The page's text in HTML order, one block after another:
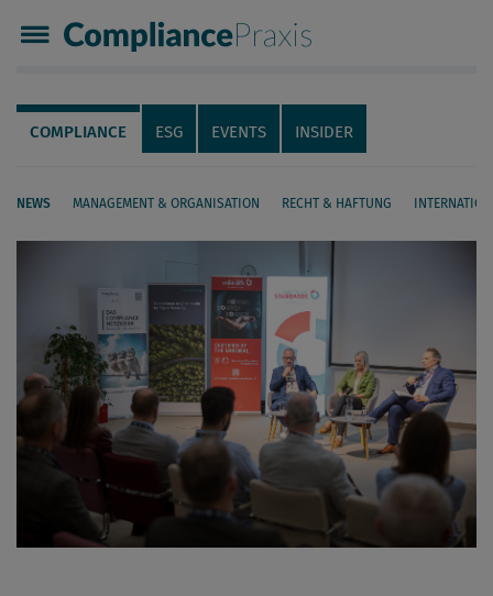
Compliance Praxis
Servicenavigation
Navigation
COMPLIANCE ESG EVENTS INSIDER
NEWS MANAGEMENT & ORGANISATION RECHT & HAFTUNG